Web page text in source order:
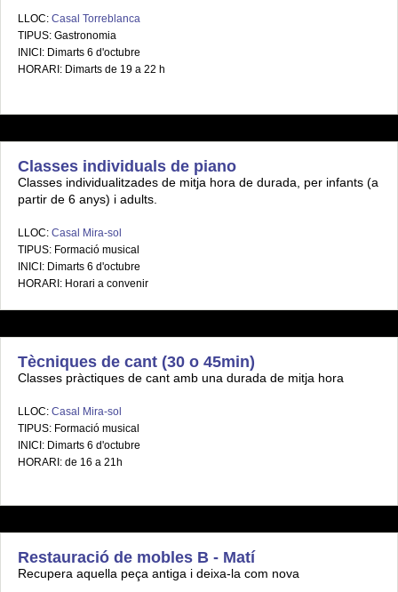
LLOC: Casal Torreblanca
TIPUS: Gastronomia
INICI: Dimarts 6 d'octubre
HORARI: Dimarts de 19 a 22 h
Classes individuals de piano
Classes individualitzades de mitja hora de durada, per infants (a
partir de 6 anys) i adults.
LLOC: Casal Mira-sol
TIPUS: Formació musical
INICI: Dimarts 6 d'octubre
HORARI: Horari a convenir
Tècniques de cant (30 o 45min)
Classes pràctiques de cant amb una durada de mitja hora
LLOC: Casal Mira-sol
TIPUS: Formació musical
INICI: Dimarts 6 d'octubre
HORARI: de 16 a 21h
Restauració de mobles B - Matí
Recupera aquella peça antiga i deixa-la com nova